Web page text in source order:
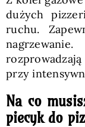
dużych
ruchu.
przy
Na co
piecyk do